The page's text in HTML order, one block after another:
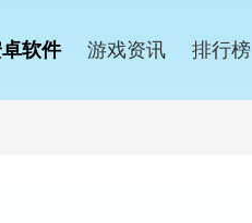
软件 游戏资讯 排行榜